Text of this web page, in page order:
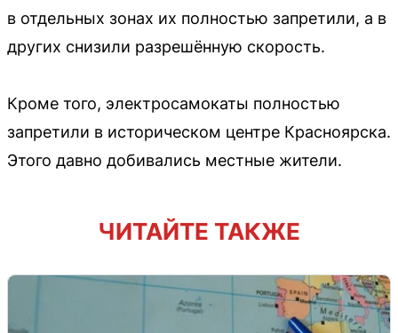
в отдельных зонах их полностью запретили, а в
других снизили разрешённую скорость.
Кроме того, электросамокаты полностью
запретили в историческом центре Красноярска.
Этого давно добивались местные жители.
ЧИТАЙТЕ ТАКЖЕ